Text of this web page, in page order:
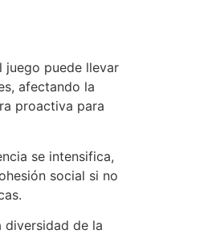
juego puede llevar
afectando la
proactiva para
se intensifica,
social si no
diversidad de la